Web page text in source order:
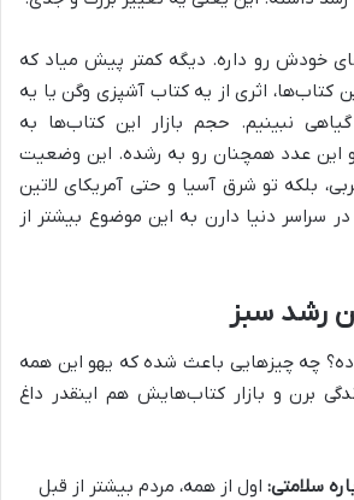
خودش رو داره. دیگه کمتر پیش میاد که
اثری از یه کتاب آشپزی وگن یا یه
نبینیم. حجم بازار این کتاب‌ها به
و این عدد همچنان رو به رشده. این وضعیت
بلکه تو شرق آسیا و حتی آمریکای لاتین
سراسر دنیا دارن به این موضوع بیشتر از
رشد سبز
چه چیزهایی باعث شده که یهو این همه
برن و بازار کتاب‌هایش هم اینقدر داغ
سلامتی: اول از همه، مردم بیشتر از قبل